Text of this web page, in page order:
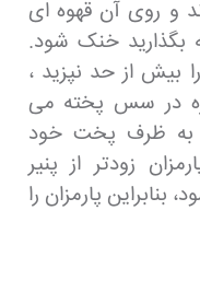
و روی آن قهوه ای
قبل از سرو 10 دقیقه بگذارید خنک شود.
بیش از حد نپزید ،
در سس پخته می
به ظرف پخت خود
زودتر از پنیر
بنابراین پارمزان را